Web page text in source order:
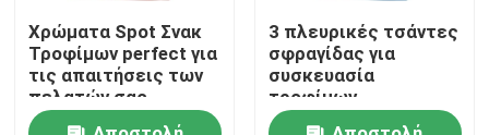
Σπίτι
Προϊόντα
Χρώματα Spot Σνακ
Τροφίμων perfect για
τις απαιτήσεις των
πελατών σας
3 πλευρικές τσάντες
σφραγίδας για
συσκευασία
τροφίμων